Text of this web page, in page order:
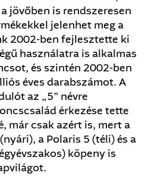
jövőben is rendszeresen
jelenhet meg a
2002-ben fejlesztette ki
használatra is alkalmas
és szintén 2002-ben
éves darabszámot. A
az „5” névre
érkezése tette
már csak azért is, mert a
a Polaris 5 (téli) és a
köpeny is